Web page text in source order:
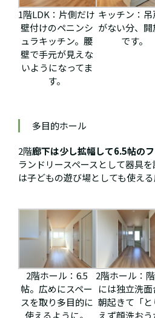
1階LDK：片側だけ
壁付けのペニンシ
ュラキッチン。腰
壁で手元が見えな
いようになってま
す。
キッチン：吊
がない分、
です。
多目的ホール
2階廊下は少し拡幅して6.5帖の
ランドリースペースとして器具
は子どもの遊び場としても使える
2階ホール：6.5
帖。広めにスペー
スを取り多目的に
使えるように。
2階ホール：
には独立洗面
朝起きて「と
えず顔洗おう